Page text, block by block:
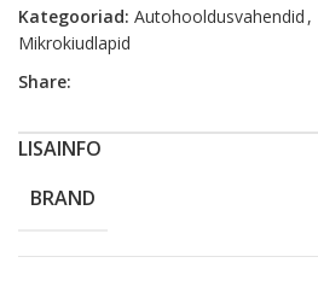
Kategooriad: Autohooldusvahendid ,
Mikrokiudlapid
Share:
LISAINFO
BRAND